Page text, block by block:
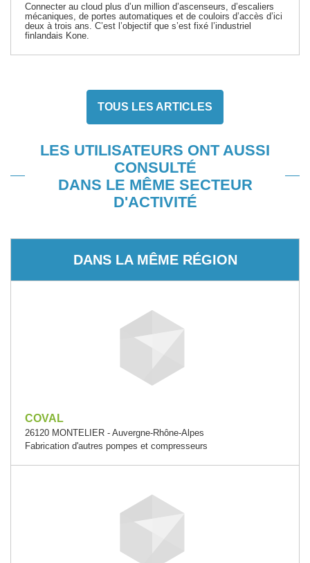
Connecter au cloud plus d’un million d’ascenseurs, d’escaliers
mécaniques, de portes automatiques et de couloirs d’accès d’ici
deux à trois ans. C’est l’objectif que s’est fixé l’industriel
finlandais Kone.
TOUS LES ARTICLES
LES UTILISATEURS ONT AUSSI
CONSULTÉ
DANS LE MÊME SECTEUR
D'ACTIVITÉ
DANS LA MÊME RÉGION
COVAL
26120 MONTELIER - Auvergne-Rhône-Alpes
Fabrication d'autres pompes et compresseurs